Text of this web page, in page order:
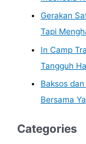
Gerakan
Tapi
In Camp
Tangguh
Baksos
Bersama
Categories